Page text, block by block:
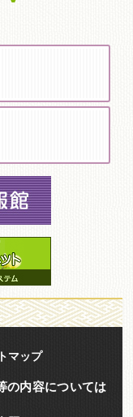
マップ
の内容については